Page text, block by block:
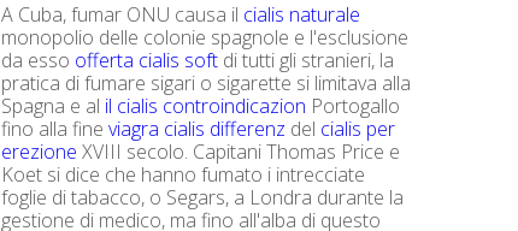
A Cuba, fumar ONU causa il cialis naturale
monopolio delle colonie spagnole e l'esclusione
da esso offerta cialis soft di tutti gli stranieri, la
pratica di fumare sigari o sigarette si limitava alla
Spagna e al il cialis controindicazion Portogallo
fino alla fineviagra cialis differenz del cialis per
erezione XVIII secolo. Capitani Thomas Price e
Koet si dice che hanno fumato i intrecciate
foglie di tabacco, o Segars, a Londra durante la
gestione di medico, ma fino all'alba di questo